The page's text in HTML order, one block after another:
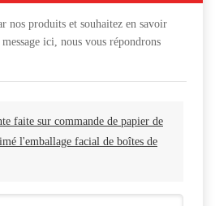
nos produits et souhaitez en savoir
ici, nous vous répondrons
faite sur commande de papier de
l'emballage facial de boîtes de